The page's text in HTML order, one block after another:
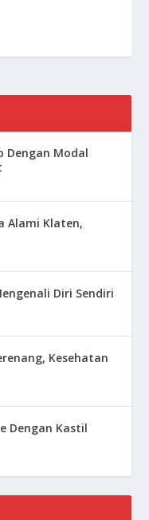
Dengan Modal
Alami Klaten,
Diri Sendiri
Kesehatan
Dengan Kastil